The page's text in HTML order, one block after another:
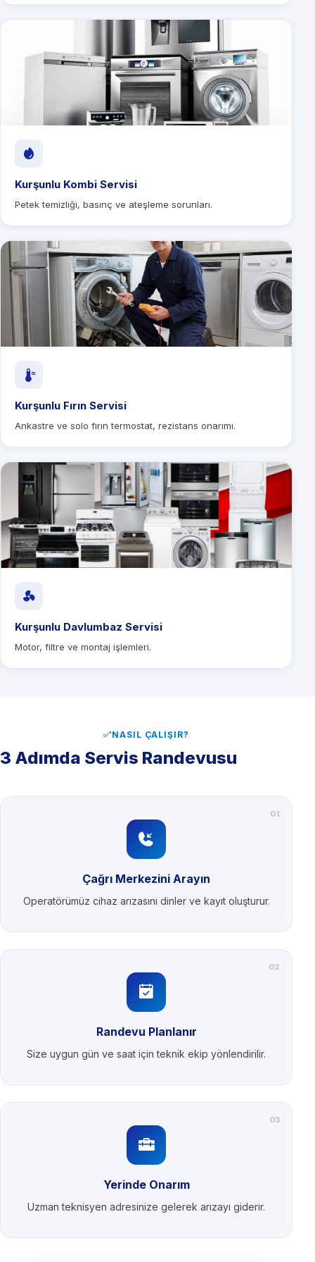
Kurşunlu Kombi Servisi
Petek temizliği, basınç ve ateşleme sorunları.
Kurşunlu Fırın Servisi
Ankastre ve solo fırın termostat, rezistans onarımı.
Kurşunlu Davlumbaz Servisi
Motor, filtre ve montaj işlemleri.
NASIL ÇALIŞIR?
3 Adımda Servis Randevusu
01
Çağrı Merkezini Arayın
Operatörümüz cihaz arızasını dinler ve kayıt oluşturur.
02
Randevu Planlanır
Size uygun gün ve saat için teknik ekip yönlendirilir.
03
Yerinde Onarım
Uzman teknisyen adresinize gelerek arızayı giderir.